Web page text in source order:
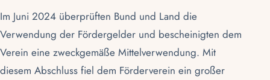
Im Juni 2024 überprüften Bund und Land die
Verwendung der Fördergelder und bescheinigten dem
Verein eine zweckgemäße Mittelverwendung. Mit
diesem Abschluss fiel dem Förderverein ein großer